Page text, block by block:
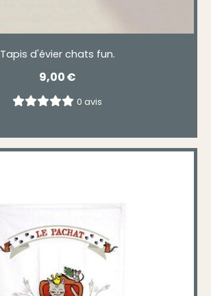
Tapis d'évier chats fun.
9,00€
0 avis